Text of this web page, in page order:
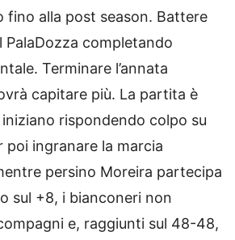
fino alla post season. Battere
PalaDozza completando
Terminare l’annata
capitare più. La partita è
rispondendo colpo su
ingranare la marcia
persino Moreira partecipa
sul +8, i bianconeri non
e, raggiunti sul 48-48,